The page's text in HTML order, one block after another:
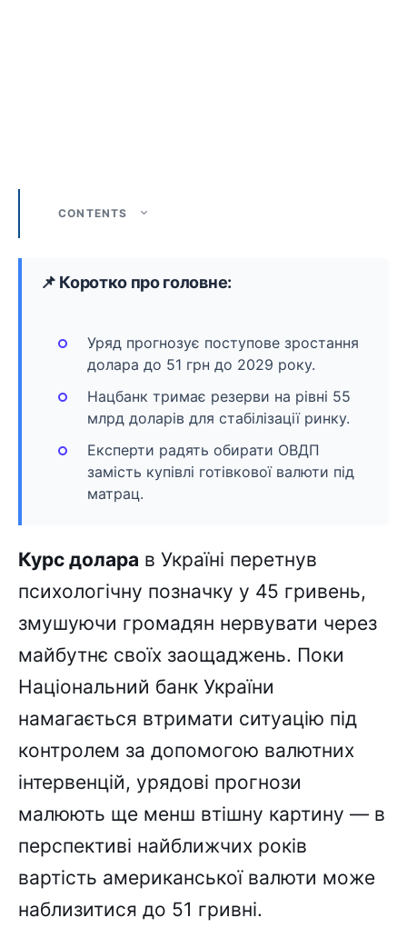
CONTENTS
📌 Коротко про головне:
Уряд прогнозує поступове зростання
долара до 51 грн до 2029 року.
Нацбанк тримає резерви на рівні 55
млрд доларів для стабілізації ринку.
Експерти радять обирати ОВДП
замість купівлі готівкової валюти під
матрац.
Курс долара в Україні перетнув
психологічну позначку у 45 гривень,
змушуючи громадян нервувати через
майбутнє своїх заощаджень. Поки
Національний банк України
намагається втримати ситуацію під
контролем за допомогою валютних
інтервенцій, урядові прогнози
малюють ще менш втішну картину — в
перспективі найближчих років
вартість американської валюти може
наблизитися до 51 гривні.